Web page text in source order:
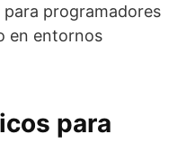
programadores
en entornos
para